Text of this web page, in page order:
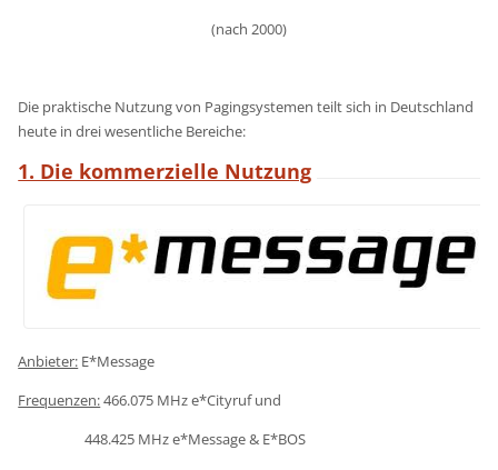
(nach 2000)
Die praktische Nutzung von Pagingsystemen teilt sich in Deutschland
heute in drei wesentliche Bereiche:
1. Die kommerzielle Nutzung
Anbieter: E*Message
Frequenzen:466.075 MHz e*Cityruf und
448.425 MHz e*Message & E*BOS